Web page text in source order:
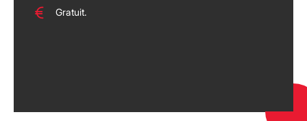
Gratuit.